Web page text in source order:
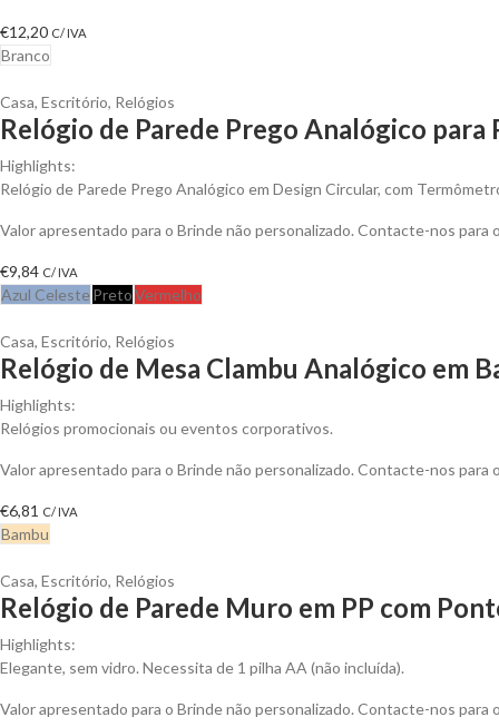
€12,20 C/ IVA
Branco
Casa, Escritório, Relógios
Relógio de Parede Prego Analógico para
Highlights:
Relógio de Parede Prego Analógico em Design Circular, com
Valor apresentado para o Brinde não personalizado. Contacte-nos
€9,84 C/ IVA
Azul Celeste PretoVermelho
Casa, Escritório, Relógios
Relógio de Mesa Clambu Analógico em
Highlights:
Relógios promocionais ou eventos corporativos.
Valor apresentado para o Brinde não personalizado. Contacte-nos
€6,81 C/ IVA
Bambu
Casa, Escritório, Relógios
Relógio de Parede Muro em PP com
Highlights:
Elegante, sem vidro. Necessita de 1 pilha AA (não incluída).
Valor apresentado para o Brinde não personalizado. Contacte-nos